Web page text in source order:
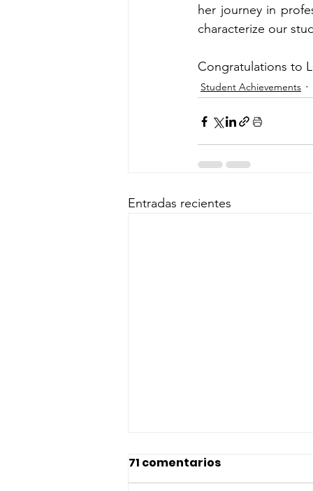
her journey in
characterize our
Congratulations to
Student Achievements
Entradas recientes
71 comentarios